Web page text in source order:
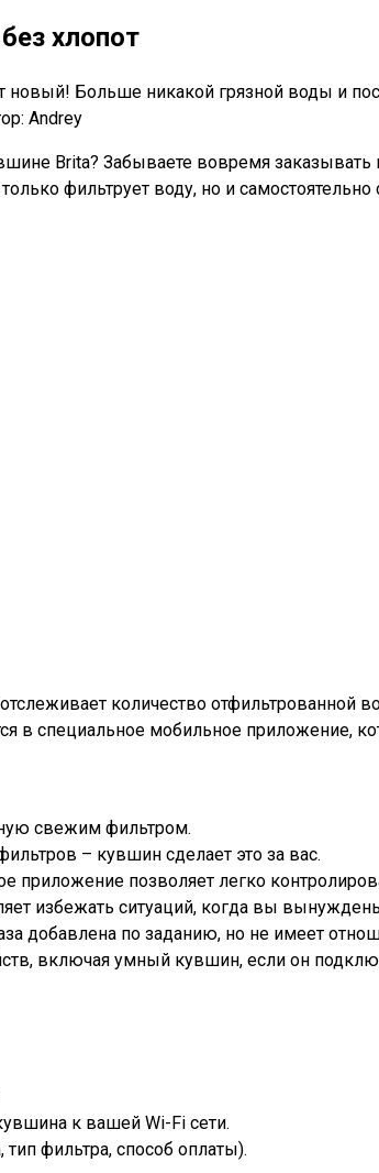
хлопот
Больше никакой грязной воды и
Andrey
Brita? Забываете вовремя
фильтрует воду, но и
количество отфильтрованной
в специальное мобильное приложение,
свежим фильтром.
– кувшин сделает это за вас.
приложение позволяет легко
избежать ситуаций, когда вы
добавлена по заданию, но не имеет
включая умный кувшин, если он
к вашей Wi-Fi сети.
фильтра, способ оплаты).